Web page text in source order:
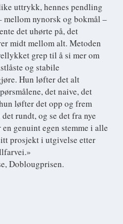
uttrykk, hennes pendling
mellom nynorsk og bokmål –
det uhørte på, det
midt mellom alt. Metoden
grep til å si mer om
og stabile
Hun løfter det alt
det naive, det
løfter det opp og frem
rundt, og se det fra nye
genuint egen stemme i alle
prosjekt i utgivelse etter
Doblougprisen.